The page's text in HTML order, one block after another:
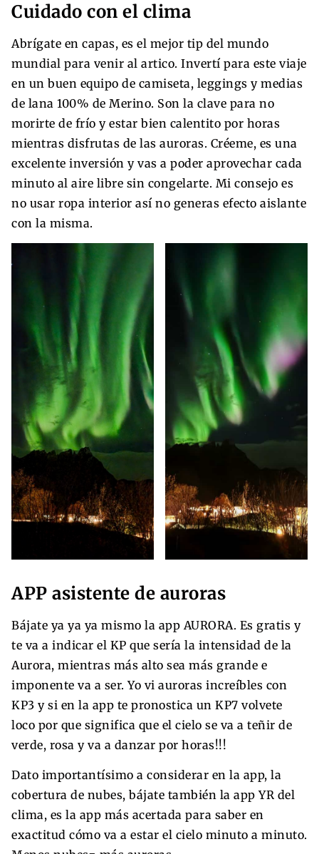
Cuidado con el clima
Abrígate en capas, es el mejor tip del mundo
mundial para venir al artico. Invertí para este viaje
en un buen equipo de camiseta, leggings y medias
de lana 100% de Merino. Son la clave para no
morirte de frío y estar bien calentito por horas
mientras disfrutas de las auroras. Créeme, es una
excelente inversión y vas a poder aprovechar cada
minuto al aire libre sin congelarte. Mi consejo es
no usar ropa interior así no generas efecto aislante
con la misma.
APP asistente de auroras
Bájate ya ya ya mismo la app AURORA. Es gratis y
te va a indicar el KP que sería la intensidad de la
Aurora, mientras más alto sea más grande e
imponente va a ser. Yo vi auroras increíbles con
KP3 y si en la app te pronostica un KP7 volvete
loco por que significa que el cielo se va a teñir de
verde, rosa y va a danzar por horas!!!
Dato importantísimo a considerar en la app, la
cobertura de nubes, bájate también la app YR del
clima, es la app más acertada para saber en
exactitud cómo va a estar el cielo minuto a minuto.